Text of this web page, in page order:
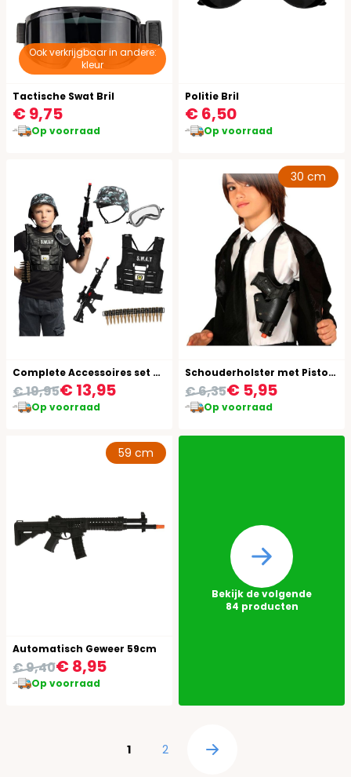
Ook verkrijgbaar in andere:
kleur
Tactische Swat Bril
€ 9,75
Op voorraad
Politie Bril
€ 6,50
Op voorraad
Complete Accessoires set Kinderen 5-Delig
€ 13,95
€ 19,95
Op voorraad
30 cm
Schouderholster met Pistool Kind
€ 5,95
€ 6,35
Op voorraad
59 cm
Automatisch Geweer 59cm
€ 8,95
€ 9,40
Op voorraad
Bekijk de volgende
84 producten
U lees momenteel pagina
1 Pagina
2 Pagina